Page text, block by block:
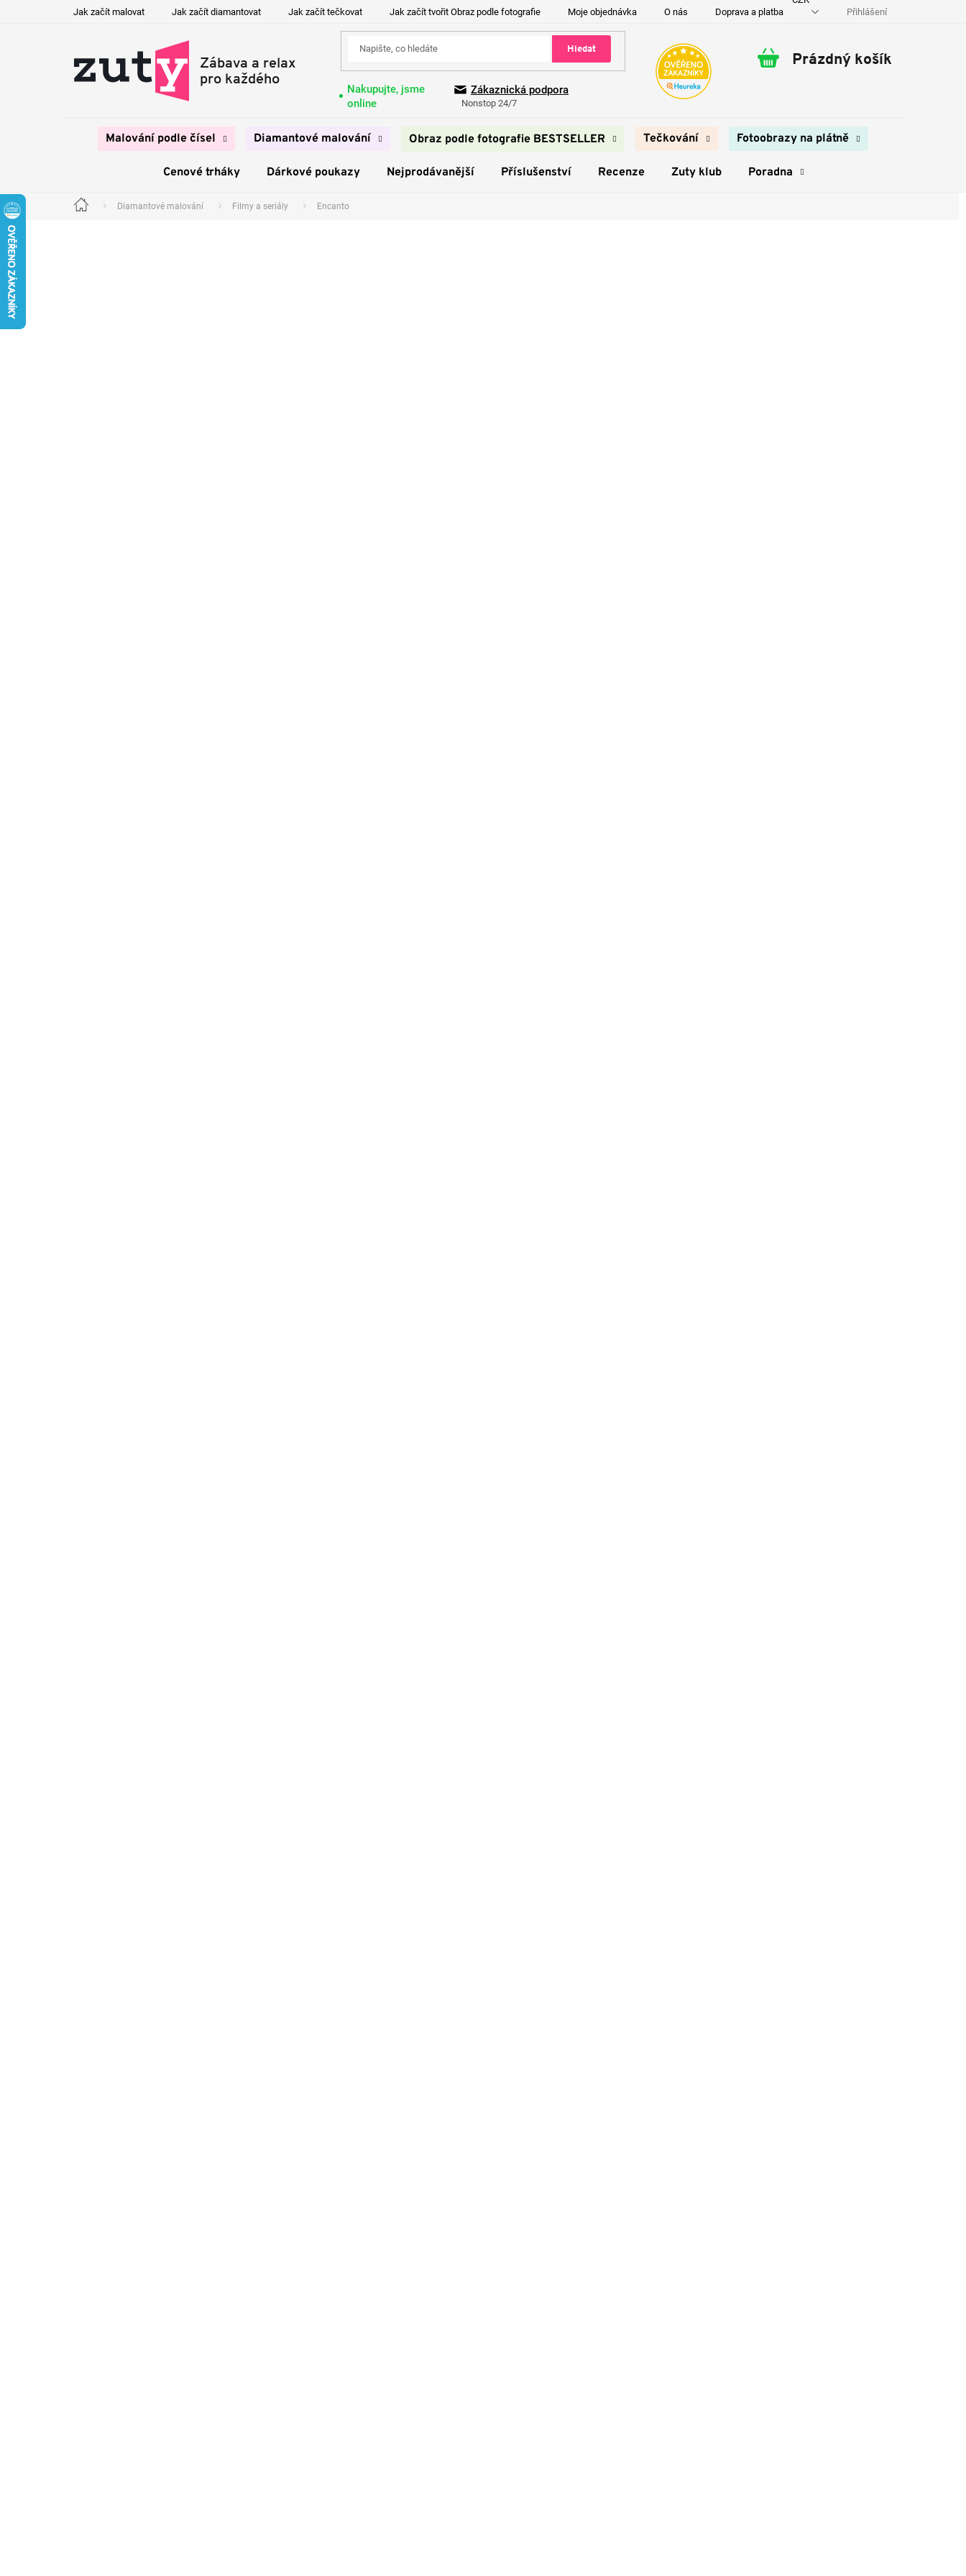
Jak začít malovat Jak začít diamantovat Jak začít tečkovat Jak začít tvořit Obraz podle fotografie Moje objednávka O nás Doprava a platba Kontakty Přihlášení
Hledat
Nakupujte, jsme
online
Zákaznická podpora
Nonstop 24/7
Nákupní
Prázdný košík
Malování podle čísel Diamantové malování Obraz podle fotografie BESTSELLER Tečkování Fotoobrazy na plátně
Cenové trháky Dárkové poukazy Nejprodávanější Příslušenství Recenze Zuty klub Poradna
Domů Diamantové malování Filmy a seriály Encanto